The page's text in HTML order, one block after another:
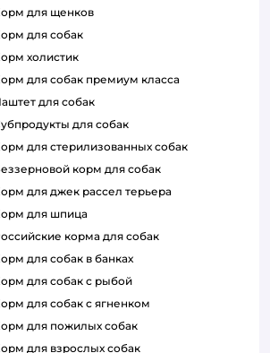
корм для щенков
корм для собак
корм холистик
корм для собак премиум класса
паштет для собак
субпродукты для собак
корм для стерилизованных собак
беззерновой корм для собак
корм для джек рассел терьера
корм для шпица
российские корма для собак
корм для собак в банках
корм для собак с рыбой
корм для собак с ягненком
корм для пожилых собак
корм для взрослых собак